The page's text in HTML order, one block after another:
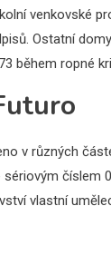
venkovské
Ostatní
během ropné
v různých
číslem
vlastní